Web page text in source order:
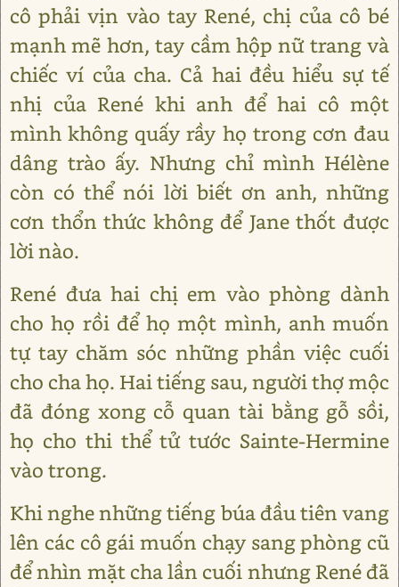
cô phải vịn vào tay René, chị của cô bé
mạnh mẽ hơn, tay cầm hộp nữ trang và
chiếc ví của cha. Cả hai đều hiểu sự tế
nhị của René khi anh để hai cô một
mình không quấy rầy họ trong cơn đau
dâng trào ấy. Nhưng chỉ mình Hélène
còn có thể nói lời biết ơn anh, những
cơn thổn thức không để Jane thốt được
lời nào.
René đưa hai chị em vào phòng dành
cho họ rồi để họ một mình, anh muốn
tự tay chăm sóc những phần việc cuối
cho cha họ. Hai tiếng sau, người thợ mộc
đã đóng xong cỗ quan tài bằng gỗ sồi,
họ cho thi thể tử tước Sainte-Hermine
vào trong.
Khi nghe những tiếng búa đầu tiên vang
lên các cô gái muốn chạy sang phòng cũ
để nhìn mặt cha lần cuối nhưng René đã